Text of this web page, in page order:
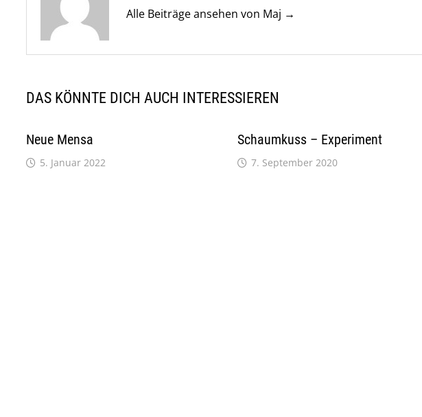
Alle Beiträge ansehen von Maj →
DAS KÖNNTE DICH AUCH INTERESSIEREN
Neue Mensa
5. Januar 2022
Schaumkuss – Experiment
7. September 2020